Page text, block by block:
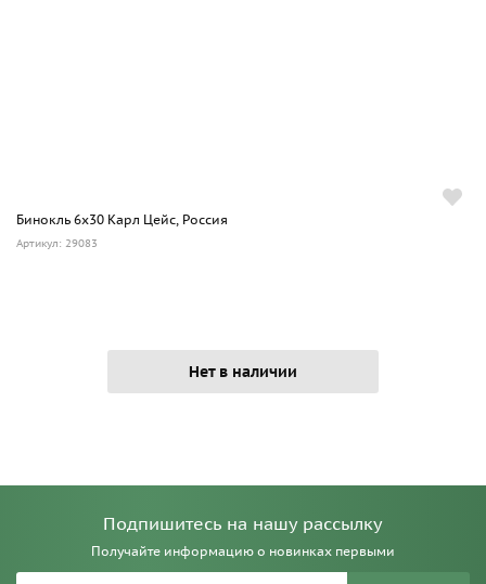
Бинокль 6х30 Карл Цейс, Россия
Артикул: 29083
Нет в наличии
Подпишитесь на нашу рассылку
Получайте информацию о новинках первыми